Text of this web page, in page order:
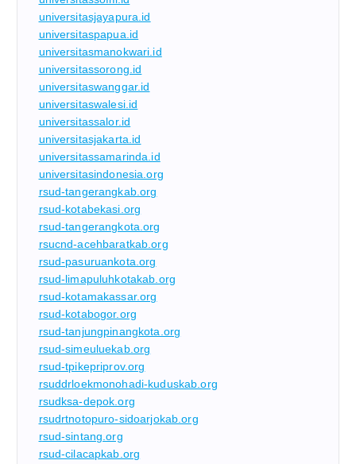
universitasjayapura.id
universitaspapua.id
universitasmanokwari.id
universitassorong.id
universitaswanggar.id
universitaswalesi.id
universitassalor.id
universitasjakarta.id
universitassamarinda.id
universitasindonesia.org
rsud-tangerangkab.org
rsud-kotabekasi.org
rsud-tangerangkota.org
rsucnd-acehbaratkab.org
rsud-pasuruankota.org
rsud-limapuluhkotakab.org
rsud-kotamakassar.org
rsud-kotabogor.org
rsud-tanjungpinangkota.org
rsud-simeuluekab.org
rsud-tpikepriprov.org
rsuddrloekmonohadi-kuduskab.org
rsudksa-depok.org
rsudrtnotopuro-sidoarjokab.org
rsud-sintang.org
rsud-cilacapkab.org